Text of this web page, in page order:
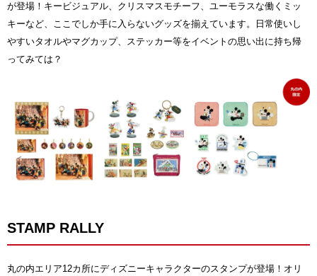
が登場！キービジュアル、クリスマスモチーフ、ユーモラスな働くミッ
キーなど、ここでしか手に入らないグッズを揃えています。日常使いし
やすいタオルやマグカップ、ステッカー等をイベントの思い出に持ち帰
ってみては？
STAMP RALLY
丸の内エリア12カ所にディズニーキャラクターのスタンプが登場！オリ